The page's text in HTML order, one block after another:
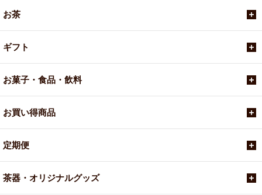
お茶
ギフト
お菓子・食品・飲料
お買い得商品
定期便
茶器・オリジナルグッズ